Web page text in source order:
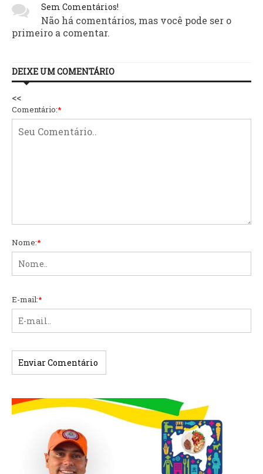
Sem Comentários!
Não há comentários, mas você pode ser o
primeiro a comentar.
DEIXE UM COMENTÁRIO
<<
Comentário:*
Nome:*
E-mail:*